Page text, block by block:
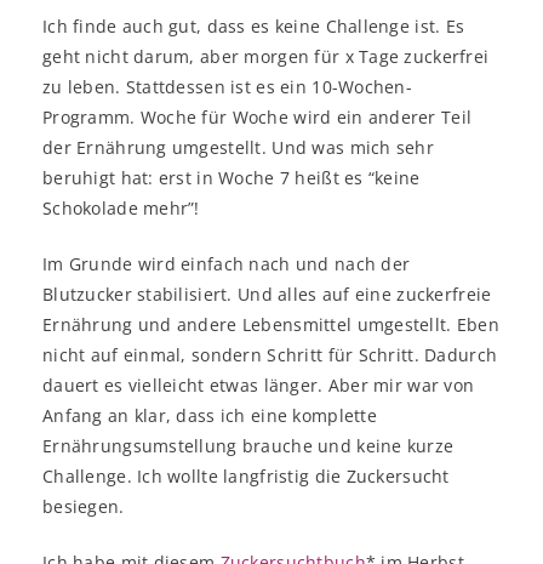
Ich finde auch gut, dass es keine Challenge ist. Es
geht nicht darum, aber morgen für x Tage zuckerfrei
zu leben. Stattdessen ist es ein 10-Wochen-
Programm. Woche für Woche wird ein anderer Teil
der Ernährung umgestellt. Und was mich sehr
beruhigt hat: erst in Woche 7 heißt es “keine
Schokolade mehr”!
Im Grunde wird einfach nach und nach der
Blutzucker stabilisiert. Und alles auf eine zuckerfreie
Ernährung und andere Lebensmittel umgestellt. Eben
nicht auf einmal, sondern Schritt für Schritt. Dadurch
dauert es vielleicht etwas länger. Aber mir war von
Anfang an klar, dass ich eine komplette
Ernährungsumstellung brauche und keine kurze
Challenge. Ich wollte langfristig die Zuckersucht
besiegen.